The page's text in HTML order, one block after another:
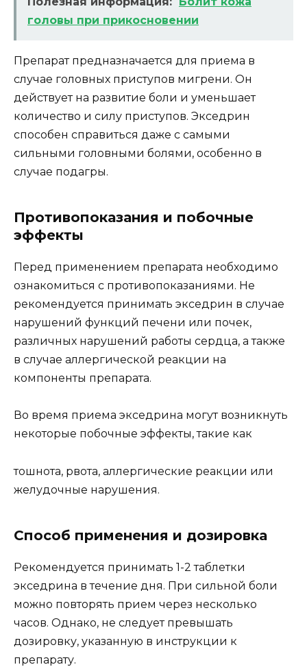
головы при прикосновении
Препарат предназначается для приема в
случае головных приступов мигрени. Он
действует на развитие боли и уменьшает
количество и силу приступов. Экседрин
способен справиться даже с самыми
сильными головными болями, особенно в
случае подагры.
Противопоказания и побочные
эффекты
Перед применением препарата необходимо
ознакомиться с противопоказаниями. Не
рекомендуется принимать экседрин в случае
нарушений функций печени или почек,
различных нарушений работы сердца, а также
в случае аллергической реакции на
компоненты препарата.
Во время приема экседрина могут возникнуть
некоторые побочные эффекты, такие как
тошнота, рвота, аллергические реакции или
желудочные нарушения.
Способ применения и дозировка
Рекомендуется принимать 1-2 таблетки
экседрина в течение дня. При сильной боли
можно повторять прием через несколько
часов. Однако, не следует превышать
дозировку, указанную в инструкции к
препарату.